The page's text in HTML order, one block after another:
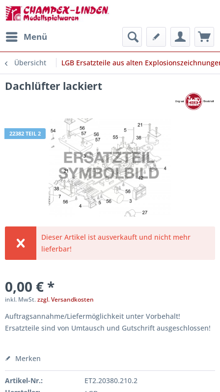
Menü
Übersicht LGB Ersatzteile aus alten
Dachlüfter lackiert
22382 TEIL 2
Dieser Artikel ist ausverkauft und nicht mehr
lieferbar!
0,00 € *
inkl. MwSt.zzgl. Versandkosten
Auftragsannahme/Liefermöglichkeit unter Vorbehalt!
Ersatzteile sind von Umtausch und Gutschrift ausgeschlossen!
Merken
Artikel-Nr.:
ET2.20380.210.2